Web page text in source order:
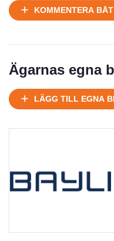
Ej körbart skick,
Under normalt
Under normalt skick,
KOMMENTERA BÅT
Ägarnas egna
LÄGG TILL EGNA